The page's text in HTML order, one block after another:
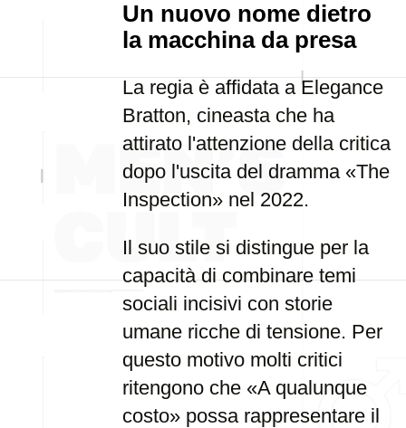
Un nuovo nome dietro
la macchina da presa
La regia è affidata a Elegance
Bratton, cineasta che ha
attirato l'attenzione della critica
dopo l'uscita del dramma «The
Inspection» nel 2022.
Il suo stile si distingue per la
capacità di combinare temi
sociali incisivi con storie
umane ricche di tensione. Per
questo motivo molti critici
ritengono che «A qualunque
costo» possa rappresentare il